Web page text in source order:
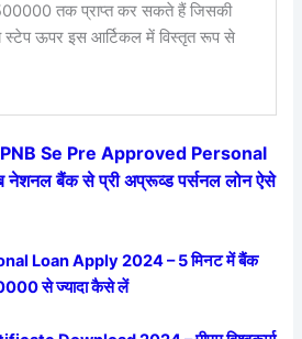
तक प्राप्त कर सकते हैं जिसकी
स्टेप ऊपर इस आर्टिकल में विस्तृत रूप से
PNB Se Pre Approved Personal
बैंक से प्री अप्रूव्ड पर्सनल लोन ऐसे
Loan Apply 2024 – 5 मिनट में बैंक
से ज्यादा कैसे लें